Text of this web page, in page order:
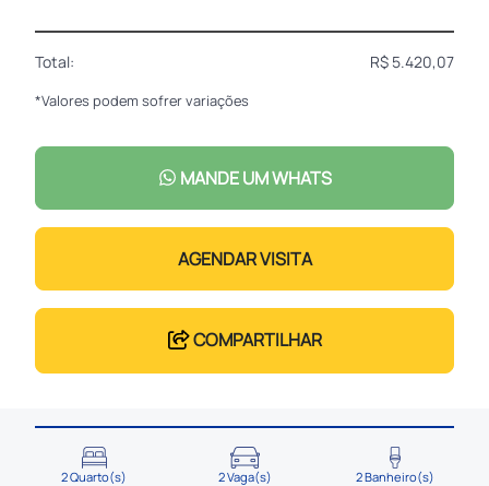
Total: R$ 5.420,07
*Valores podem sofrer variações
MANDE UM WHATS
AGENDAR VISITA
COMPARTILHAR
2 Quarto(s) 2 Vaga(s) 2 Banheiro(s)